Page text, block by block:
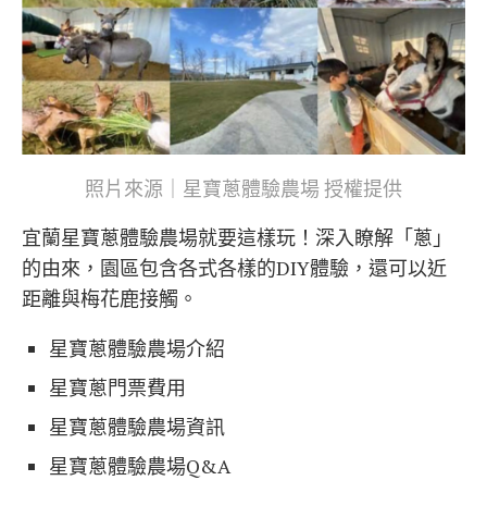
照片來源｜星寶蔥體驗農場 授權提供
宜蘭星寶蔥體驗農場就要這樣玩！深入瞭解「蔥」
的由來，園區包含各式各樣的DIY體驗，還可以近
距離與梅花鹿接觸。
星寶蔥體驗農場介紹
星寶蔥門票費用
星寶蔥體驗農場資訊
星寶蔥體驗農場Q&A